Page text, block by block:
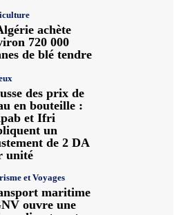
achète
720 000
de blé tendre
des prix de
en bouteille :
et Ifri
un
de 2 DA
unité
et Voyages
maritime
ouvre une